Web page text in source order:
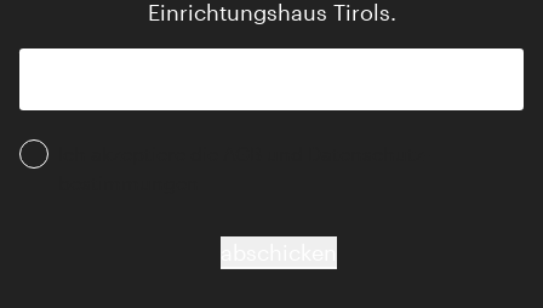
Einrichtungshaus Tirols.